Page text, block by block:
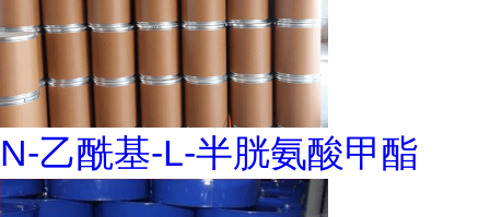
N-乙酰基-L-半胱氨酸甲酯